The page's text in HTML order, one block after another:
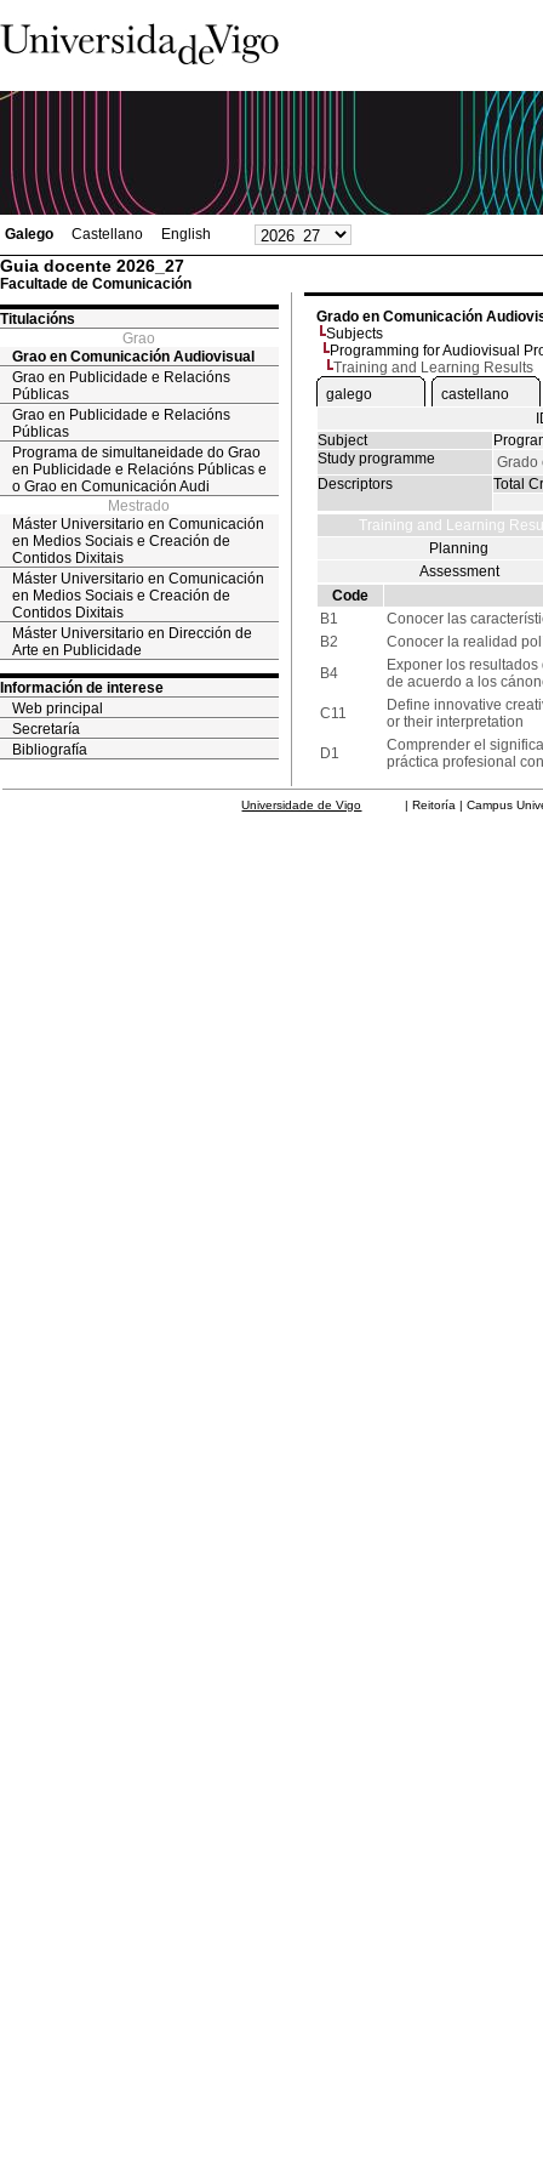
Galego Castellano English
Guia docente 2026_27
Facultade de Comunicación
Titulacións
Grao
Grao en Comunicación Audiovisual
Grao en Publicidade e Relacións
Públicas
Grao en Publicidade e Relacións
Públicas
Programa de simultaneidade do Grao
en Publicidade e Relacións Públicas e
o Grao en Comunicación Audi
Mestrado
Máster Universitario en Comunicación
en Medios Sociais e Creación de
Contidos Dixitais
Máster Universitario en Comunicación
en Medios Sociais e Creación de
Contidos Dixitais
Máster Universitario en Dirección de
Arte en Publicidade
Información de interese
Web principal
Secretaría
Bibliografía
Grado en Comunicación
Subjects
Programming for Audiovisual
Training and Learning Results
galego
castellano
Subject
Study programme
Grado
Descriptors
Total
Training and Learning
Planning
Assessment
Code
B1
Conocer las
B2
Conocer la realidad
B4
Exponer los
de acuerdo a los
C11
Define innovative
or their interpretation
D1
Comprender el
práctica profesional
Universidade de Vigo | Reitoría | Campus